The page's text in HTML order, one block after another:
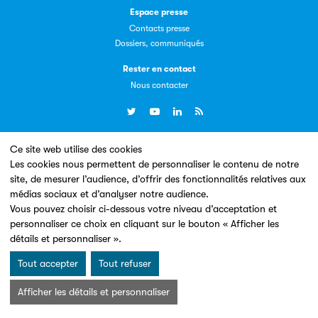
Ce site web utilise des cookies
Les cookies nous permettent de personnaliser le contenu de notre
site, de mesurer l’audience, d’offrir des fonctionnalités relatives aux
médias sociaux et d’analyser notre audience.
Vous pouvez choisir ci-dessous votre niveau d’acceptation et
personnaliser ce choix en cliquant sur le bouton « Afficher les
détails et personnaliser ».
Tout accepter Tout refuser
Afficher les détails et personnaliser
Espace presse
Contacts presse
Dossiers, communiqués
Rester en contact
Nous contacter
Un site conçu en partenariat avec le
Mentions légales & Conditions d’utilisation
Charte Cookies
© Les Éditeurs d’Éducation - SNE 2026
La plateforme LivrEmploi regroupe toutes les offres
Clic.EDIt
Clic.EDIt, pour faciliter les échanges informatisés entre
tous les acteurs de la filière de la fabrication de livres.